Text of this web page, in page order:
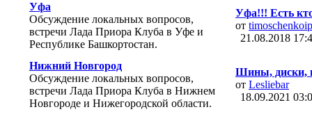
Уфа
Обсуждение локальных вопросов,
встречи Лада Приора Клуба в Уфе и
Республике Башкортостан.
Уфа!!! Есть
от
21.08.2018
Нижний Новгород
Обсуждение локальных вопросов,
встречи Лада Приора Клуба в Нижнем
Новгороде и Нижегородской области.
Шины, диски,
от Lesliebar
18.09.2021